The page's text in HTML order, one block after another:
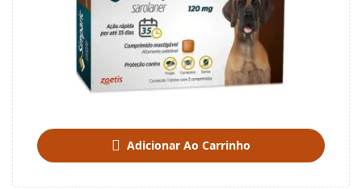
Adicionar Ao Carrinho